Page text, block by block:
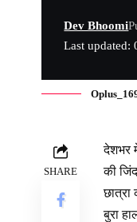
Last updated:
Dev Bhoomi
SHARE
देशभर
की
बुरा